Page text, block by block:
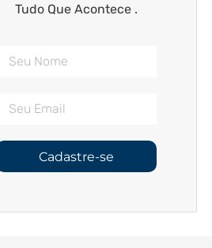
Tudo Que Acontece .
Cadastre-se